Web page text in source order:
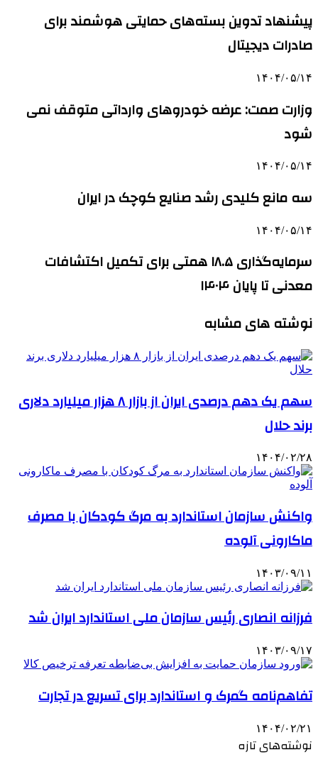
پیشنهاد تدوین بسته‌های حمایتی هوشمند برای
صادرات دیجیتال
۱۴۰۴/۰۵/۱۴
وزارت صمت: عرضه خودروهای وارداتی متوقف نمی
شود
۱۴۰۴/۰۵/۱۴
سه مانع کلیدی رشد صنایع کوچک در ایران
۱۴۰۴/۰۵/۱۴
سرمایه‌گذاری ۱۸.۵ همتی برای تکمیل اکتشافات
معدنی تا پایان ۱۴۰۴
نوشته های مشابه
سهم یک دهم درصدی ایران از بازار ۸ هزار میلیارد دلاری
برند حلال
۱۴۰۴/۰۲/۲۸
واکنش سازمان استاندارد به مرگ کودکان با مصرف
ماکارونی آلوده
۱۴۰۳/۰۹/۱۱
فرزانه انصاری رئیس سازمان ملی استاندارد ایران شد
۱۴۰۳/۰۹/۱۷
تفاهم‌نامه گمرک و استاندارد برای تسریع در تجارت
۱۴۰۴/۰۲/۲۱
نوشته‌های تازه